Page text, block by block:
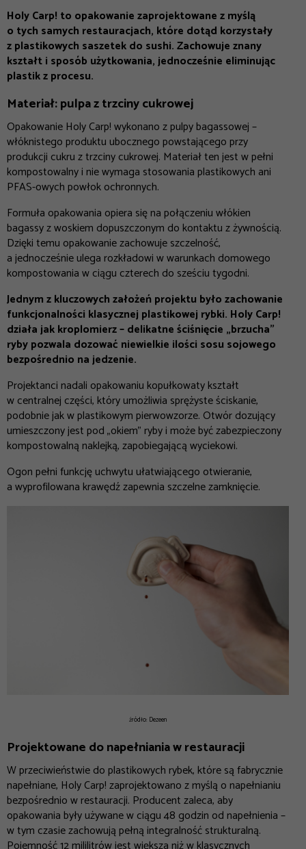
Holy Carp! to opakowanie zaprojektowane z myślą
o tych samych restauracjach, które dotąd korzystały
z plastikowych saszetek do sushi. Zachowuje znany
kształt i sposób użytkowania, jednocześnie eliminując
plastik z procesu.
Materiał: pulpa z trzciny cukrowej
Opakowanie Holy Carp! wykonano z pulpy bagassowej –
włóknistego produktu ubocznego powstającego przy
produkcji cukru z trzciny cukrowej. Materiał ten jest w pełni
kompostowalny i nie wymaga stosowania plastikowych ani
PFAS-owych powłok ochronnych.
Formuła opakowania opiera się na połączeniu włókien
bagassy z woskiem dopuszczonym do kontaktu z żywnością.
Dzięki temu opakowanie zachowuje szczelność,
a jednocześnie ulega rozkładowi w warunkach domowego
kompostowania w ciągu czterech do sześciu tygodni.
Jednym z kluczowych założeń projektu było zachowanie
funkcjonalności klasycznej plastikowej rybki. Holy Carp!
działa jak kroplomierz – delikatne ściśnięcie „brzucha”
ryby pozwala dozować niewielkie ilości sosu sojowego
bezpośrednio na jedzenie.
Projektanci nadali opakowaniu kopułkowaty kształt
w centralnej części, który umożliwia sprężyste ściskanie,
podobnie jak w plastikowym pierwowzorze. Otwór dozujący
umieszczony jest pod „okiem” ryby i może być zabezpieczony
kompostowalną naklejką, zapobiegającą wyciekowi.
Ogon pełni funkcję uchwytu ułatwiającego otwieranie,
a wyprofilowana krawędź zapewnia szczelne zamknięcie.
źródło: Dezeen
Projektowane do napełniania w restauracji
W przeciwieństwie do plastikowych rybek, które są fabrycznie
napełniane, Holy Carp! zaprojektowano z myślą o napełnianiu
bezpośrednio w restauracji. Producent zaleca, aby
opakowania były używane w ciągu 48 godzin od napełnienia –
w tym czasie zachowują pełną integralność strukturalną.